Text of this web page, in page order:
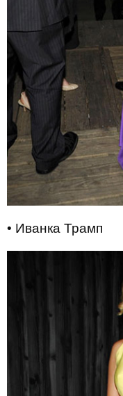
• Иванка Трамп